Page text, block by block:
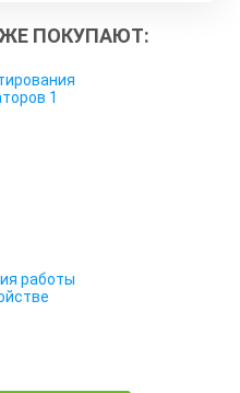
ПОКУПАЮТ:
работы